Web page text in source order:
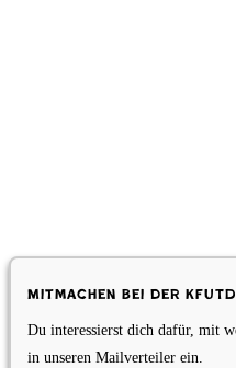
Mitmachen bei der KfUTD
Du interessierst dich dafür, mit
in unseren Mailverteiler ein.